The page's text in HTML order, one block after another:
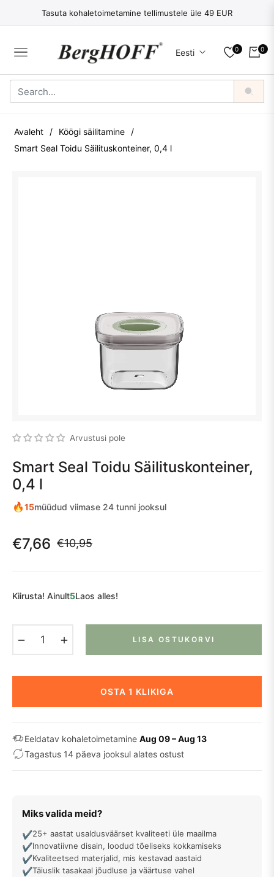
Tasuta kohaletoimetamine tellimustele üle 49 EUR
NAVIGATION Eesti 0 0
Avaleht / Köögi säilitamine
/
Smart Seal Toidu Säilituskonteiner, 0,4 l
Arvustusi pole
Smart Seal Toidu Säilituskonteiner,
0,4 l
🔥15müüdud viimase 24 tunni jooksul
€7,66
Tavaline
€10,95
Kiirusta! Ainult5Laos alles!
LISA OSTUKORVI
OSTA 1 KLIKIGA
Eeldatav kohaletoimetamine Aug 09 – Aug 13
Tagastus 14 päeva jooksul alates ostust
Miks valida meid?
✔25+ aastat usaldusväärset kvaliteeti üle maailma
✔Innovatiivne disain, loodud tõeliseks kokkamiseks
✔Kvaliteetsed materjalid, mis kestavad aastaid
✔Täiuslik tasakaal jõudluse ja väärtuse vahel